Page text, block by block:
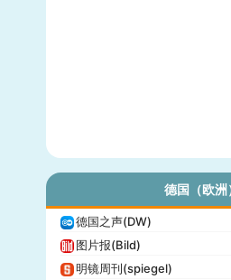
德国（欧洲
德国之声(DW)
图片报(Bild)
明镜周刊(spiegel)